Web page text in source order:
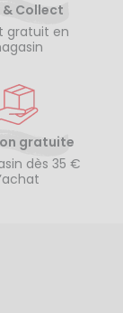
& Collect
gratuit en
gratuite
dès 35 €